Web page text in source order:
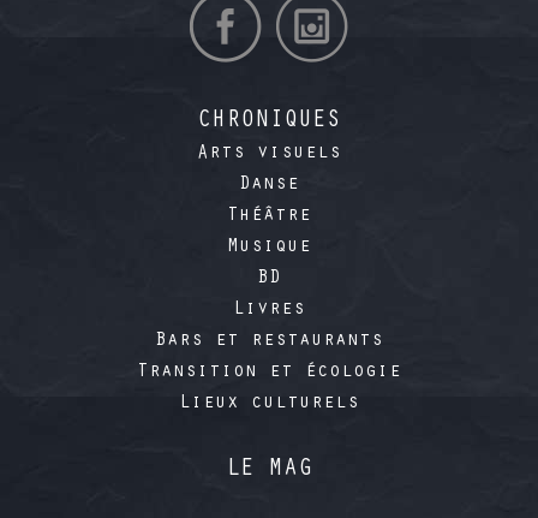
CHRONIQUES
Arts visuels
Danse
Théâtre
Musique
BD
Livres
Bars et restaurants
Transition et écologie
Lieux culturels
LE MAG